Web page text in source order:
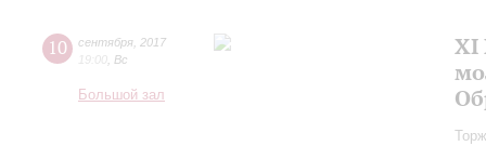
10 сентября 2017
19:00 Вс
Большой зал
XI